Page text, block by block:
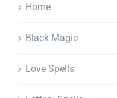
Home
Black Magic
Love Spells